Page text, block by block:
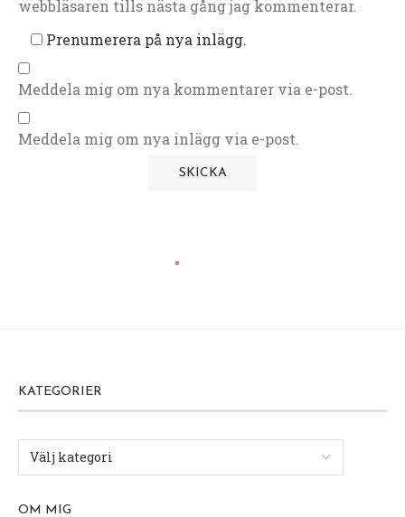
webbläsaren tills nästa gång jag kommenterar.
Prenumerera på nya inlägg.
Meddela mig om nya kommentarer via e-post.
Meddela mig om nya inlägg via e-post.
KATEGORIER
OM MIG